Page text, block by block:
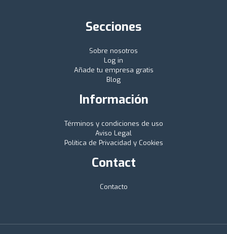
Secciones
Sobre nosotros
Log in
Añade tu empresa gratis
Blog
Información
Términos y condiciones de uso
Aviso Legal
Política de Privacidad y Cookies
Contact
Contacto